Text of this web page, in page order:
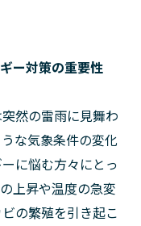
ー対策の重要性
然の雷雨に見舞わ
な気象条件の変化
に悩む方々にとっ
上昇や温度の急変
の繁殖を引き起こ